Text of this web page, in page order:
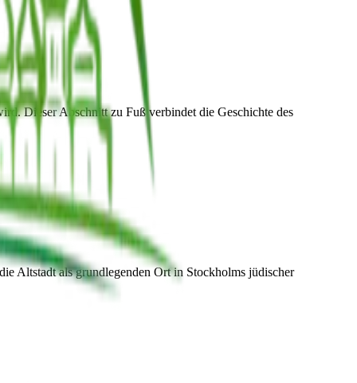
Dieser Abschnitt zu Fuß verbindet die Geschichte des
Altstadt als grundlegenden Ort in Stockholms jüdischer